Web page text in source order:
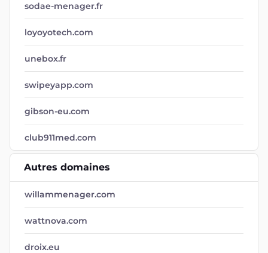
sodae-menager.fr
loyoyotech.com
unebox.fr
swipeyapp.com
gibson-eu.com
club911med.com
Autres domaines
willammenager.com
wattnova.com
droix.eu